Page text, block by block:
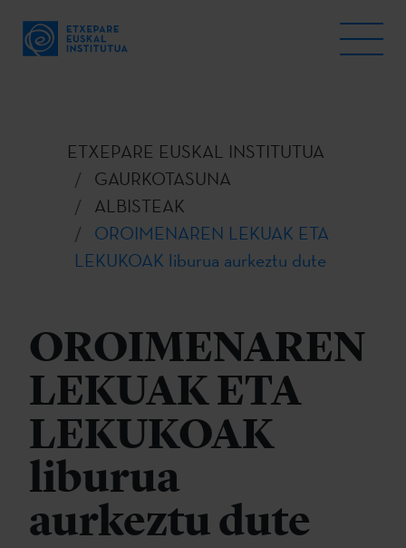
ETXEPARE EUSKAL INSTITUTUA
GAURKOTASUNA
ALBISTEAK
OROIMENAREN LEKUAK ETA
LEKUKOAK liburua aurkeztu dute
OROIMENAREN
LEKUAK ETA
LEKUKOAK
liburua
aurkeztu dute